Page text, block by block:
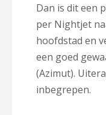
Dan is dit een
per Nightjet
hoofdstad en
een goed
(Azimut).
inbegrepen.